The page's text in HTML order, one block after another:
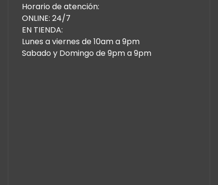
Horario de atención:
ONLINE: 24/7
EN TIENDA:
Lunes a viernes de 10am a 9pm
Sabado y Domingo de 9pm a 9pm